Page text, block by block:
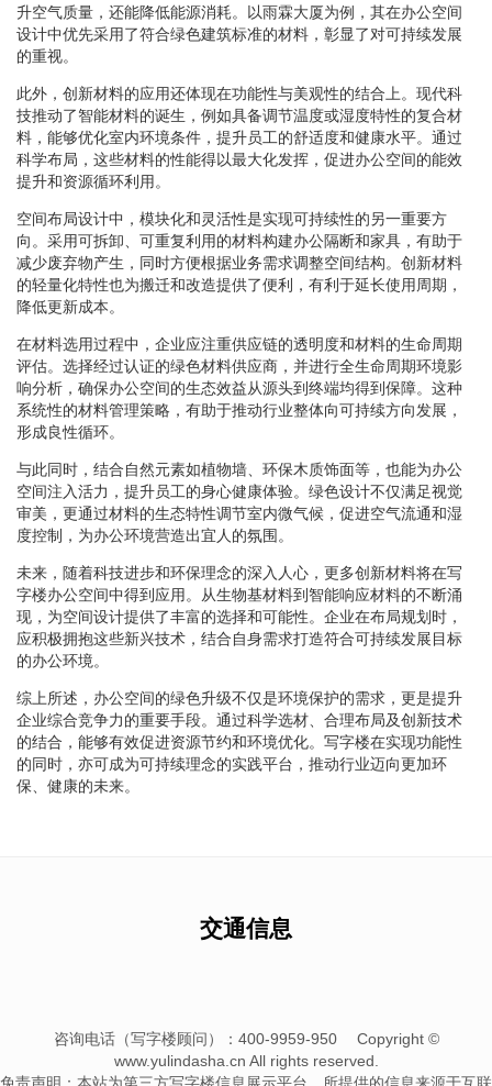
升空气质量，还能降低能源消耗。以雨霖大厦为例，其在办公空间
设计中优先采用了符合绿色建筑标准的材料，彰显了对可持续发展
的重视。
此外，创新材料的应用还体现在功能性与美观性的结合上。现代科
技推动了智能材料的诞生，例如具备调节温度或湿度特性的复合材
料，能够优化室内环境条件，提升员工的舒适度和健康水平。通过
科学布局，这些材料的性能得以最大化发挥，促进办公空间的能效
提升和资源循环利用。
空间布局设计中，模块化和灵活性是实现可持续性的另一重要方
向。采用可拆卸、可重复利用的材料构建办公隔断和家具，有助于
减少废弃物产生，同时方便根据业务需求调整空间结构。创新材料
的轻量化特性也为搬迁和改造提供了便利，有利于延长使用周期，
降低更新成本。
在材料选用过程中，企业应注重供应链的透明度和材料的生命周期
评估。选择经过认证的绿色材料供应商，并进行全生命周期环境影
响分析，确保办公空间的生态效益从源头到终端均得到保障。这种
系统性的材料管理策略，有助于推动行业整体向可持续方向发展，
形成良性循环。
与此同时，结合自然元素如植物墙、环保木质饰面等，也能为办公
空间注入活力，提升员工的身心健康体验。绿色设计不仅满足视觉
审美，更通过材料的生态特性调节室内微气候，促进空气流通和湿
度控制，为办公环境营造出宜人的氛围。
未来，随着科技进步和环保理念的深入人心，更多创新材料将在写
字楼办公空间中得到应用。从生物基材料到智能响应材料的不断涌
现，为空间设计提供了丰富的选择和可能性。企业在布局规划时，
应积极拥抱这些新兴技术，结合自身需求打造符合可持续发展目标
的办公环境。
综上所述，办公空间的绿色升级不仅是环境保护的需求，更是提升
企业综合竞争力的重要手段。通过科学选材、合理布局及创新技术
的结合，能够有效促进资源节约和环境优化。写字楼在实现功能性
的同时，亦可成为可持续理念的实践平台，推动行业迈向更加环
保、健康的未来。
交通信息
咨询电话（写字楼顾问）：400-9959-950
Copyright ©
www.yulindasha.cn All rights reserved.